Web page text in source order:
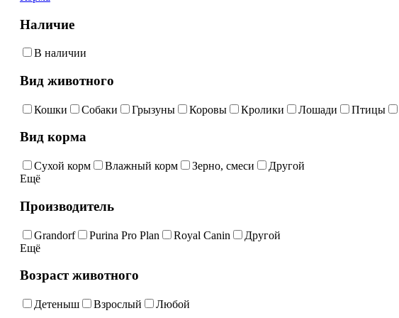
Наличие
В наличии
Вид животного
Кошки Собаки Грызуны Коровы Кролики Лошади Птицы
Вид корма
Сухой корм Влажный корм Зерно, смеси
Другой
Ещё
Производитель
Grandorf Purina Pro Plan Royal Canin
Другой
Ещё
Возраст животного
Детеныш Взрослый Любой